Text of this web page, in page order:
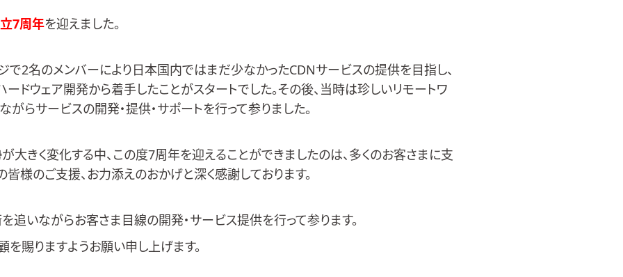
7周年を迎えました。
で2名のメンバーにより日本国内ではまだ少なかったCDNサービスの提供を目指し、
ードウェア開発から着手したことがスタートでした。その後、当時は珍しいリモートワ
らサービスの開発・提供・サポートを行って参りました。
大きく変化する中、この度7周年を迎えることができましたのは、多くのお客さまに支
様のご支援、お力添えのおかげと深く感謝しております。
追いながらお客さま目線の開発・サービス提供を行って参ります。
を賜りますようお願い申し上げます。